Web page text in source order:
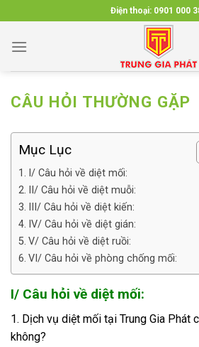
to
content
Điện thoại: 0901 000
CÂU HỎI THƯỜNG GẶP
Mục Lục
I/ Câu hỏi về diệt mối:
II/ Câu hỏi về diệt muỗi:
III/ Câu hỏi về diệt kiến:
IV/ Câu hỏi về diệt gián:
V/ Câu hỏi về diệt ruồi:
VI/ Câu hỏi về phòng chống mối:
I/ Câu hỏi về diệt mối:
1. Dịch vụ diệt mối tại Trung Gia Phát
không?